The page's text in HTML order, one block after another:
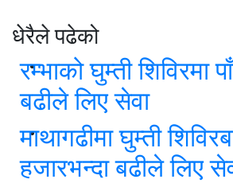
धेरैले पढेको
रम्भाको घुम्ती शिविरमा
बढीले लिए सेवा
माथागढीमा घुम्ती
हजारभन्दा बढीले लिए